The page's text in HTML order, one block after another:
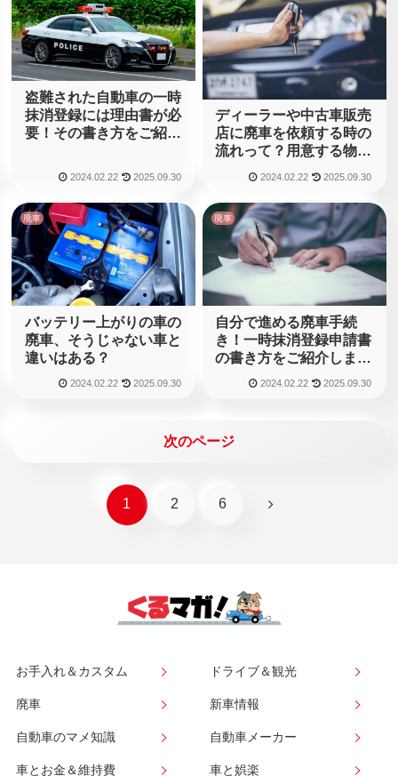
盗難された自動車の一時
抹消登録には理由書が必
要！その書き方をご紹介
2024.02.22 2025.09.30
ディーラーや中古車販売
店に廃車を依頼する時の
流れって？用意する物は
何がある？
2024.02.22 2025.09.30
廃車
バッテリー上がりの車の
廃車、そうじゃない車と
違いはある？
2024.02.22 2025.09.30
廃車
自分で進める廃車手続
き！一時抹消登録申請書
の書き方をご紹介しま
2024.02.22 2025.09.30
次のページ
1 2 6 次
お手入れ＆カスタム ドライブ＆観光
廃車 新車情報
自動車のマメ知識 自動車メーカー
車とお金＆維持費 車と娯楽